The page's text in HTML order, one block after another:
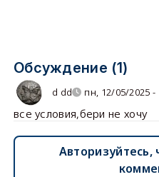
Обсуждение (1)
d dd пн, 12/05/2025 -
все условия,бери не хочу
Авторизуйтесь,